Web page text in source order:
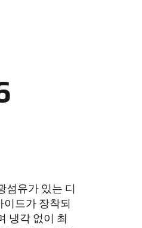
섬유가 있는 디
드가 장착되
냉각 없이 최